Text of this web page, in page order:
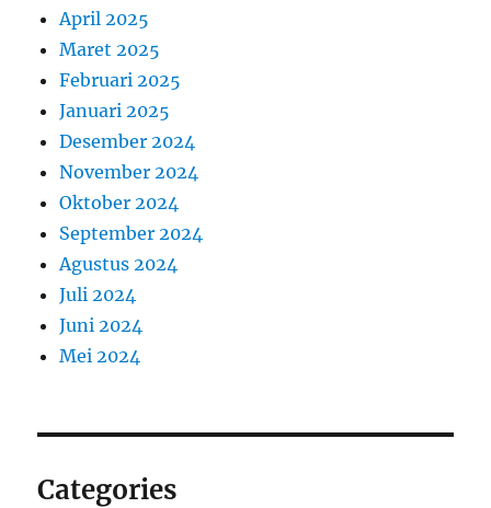
April 2025
Maret 2025
Februari 2025
Januari 2025
Desember 2024
November 2024
Oktober 2024
September 2024
Agustus 2024
Juli 2024
Juni 2024
Mei 2024
Categories